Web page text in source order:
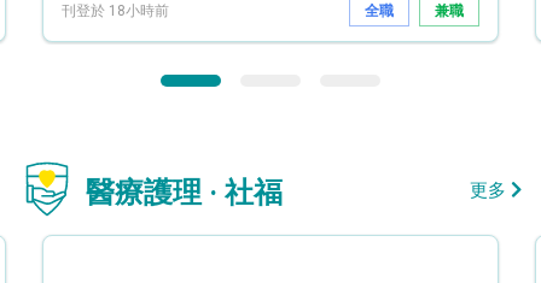
刊登於 18小時前 全職 兼職
醫療護理 · 社福 更多